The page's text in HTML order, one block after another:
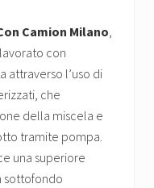
Camion Milano,
con
attraverso l’uso di
che
della miscela e
tramite pompa.
una superiore
sottofondo